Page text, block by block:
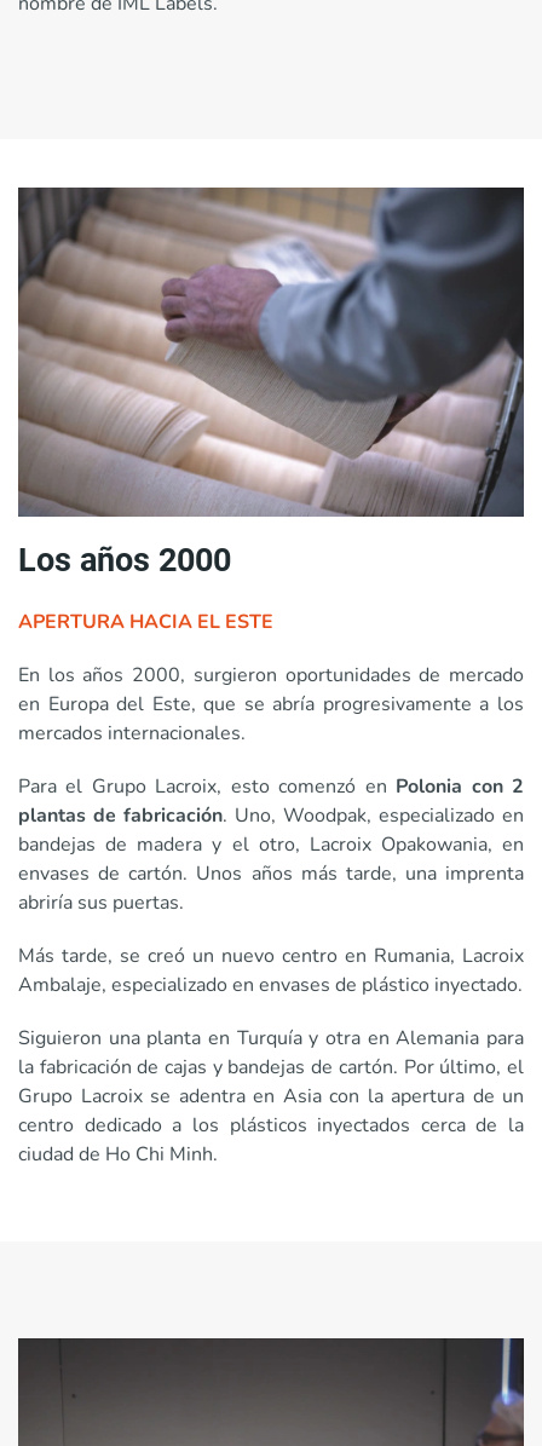
Los años 2000
APERTURA HACIA EL ESTE
En los años 2000, surgieron oportunidades de mercado
en Europa del Este, que se abría progresivamente a los
mercados internacionales.
Para el Grupo Lacroix, esto comenzó en Polonia con 2
plantas de fabricación. Uno, Woodpak, especializado en
bandejas de madera y el otro, Lacroix Opakowania, en
envases de cartón. Unos años más tarde, una imprenta
abriría sus puertas.
Más tarde, se creó un nuevo centro en Rumania, Lacroix
Ambalaje, especializado en envases de plástico inyectado.
Siguieron una planta en Turquía y otra en Alemania para
la fabricación de cajas y bandejas de cartón. Por último, el
Grupo Lacroix se adentra en Asia con la apertura de un
centro dedicado a los plásticos inyectados cerca de la
ciudad de Ho Chi Minh.